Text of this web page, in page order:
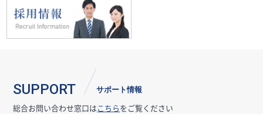
SUPPORT サポート情報
総合お問い合わせ窓口はこちらをご覧ください